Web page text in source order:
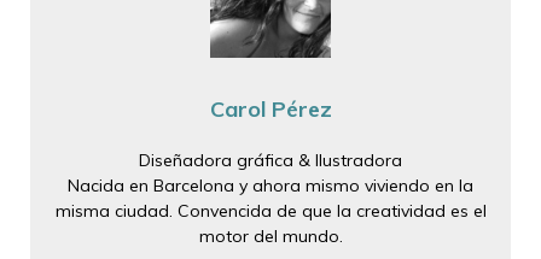
Carol Pérez
Diseñadora gráfica & Ilustradora
Nacida en Barcelona y ahora mismo viviendo en la
misma ciudad. Convencida de que la creatividad es el
motor del mundo.